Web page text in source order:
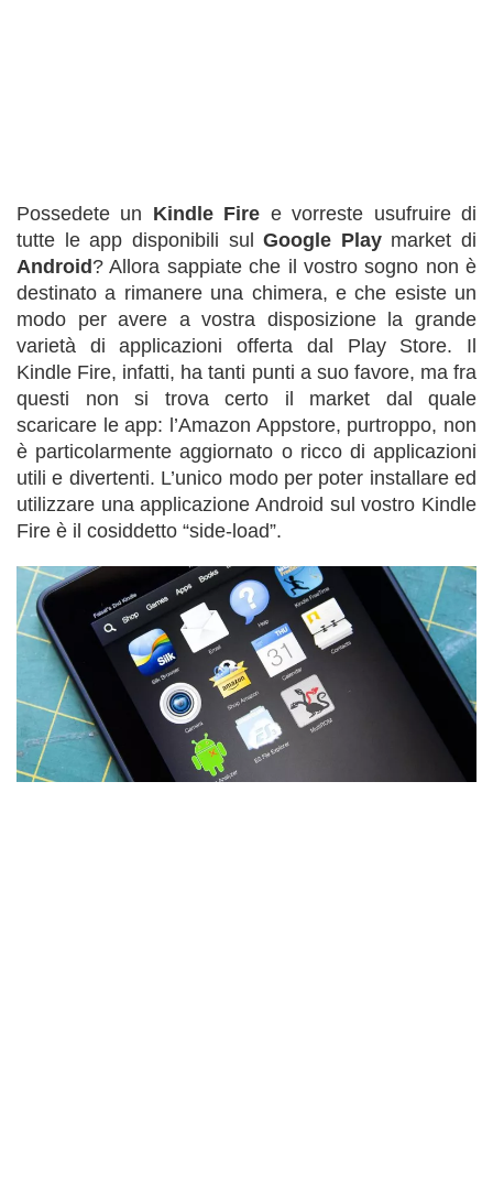
Possedete un Kindle Fire e vorreste usufruire di
tutte le app disponibili sulGoogle Playmarket di
Android ? Allora sappiate che il vostro sogno non è
destinato a rimanere una chimera, e che esiste un
modo per avere a vostra disposizione la grande
varietà di applicazioni offerta dal Play Store. Il
Kindle Fire, infatti, ha tanti punti a suo favore, ma fra
questi non si trova certo il market dal quale
scaricare le app: l’Amazon Appstore, purtroppo, non
è particolarmente aggiornato o ricco di applicazioni
utili e divertenti. L’unico modo per poter installare ed
utilizzare una applicazione Android sul vostro Kindle
Fire è il cosiddetto “side-load”.